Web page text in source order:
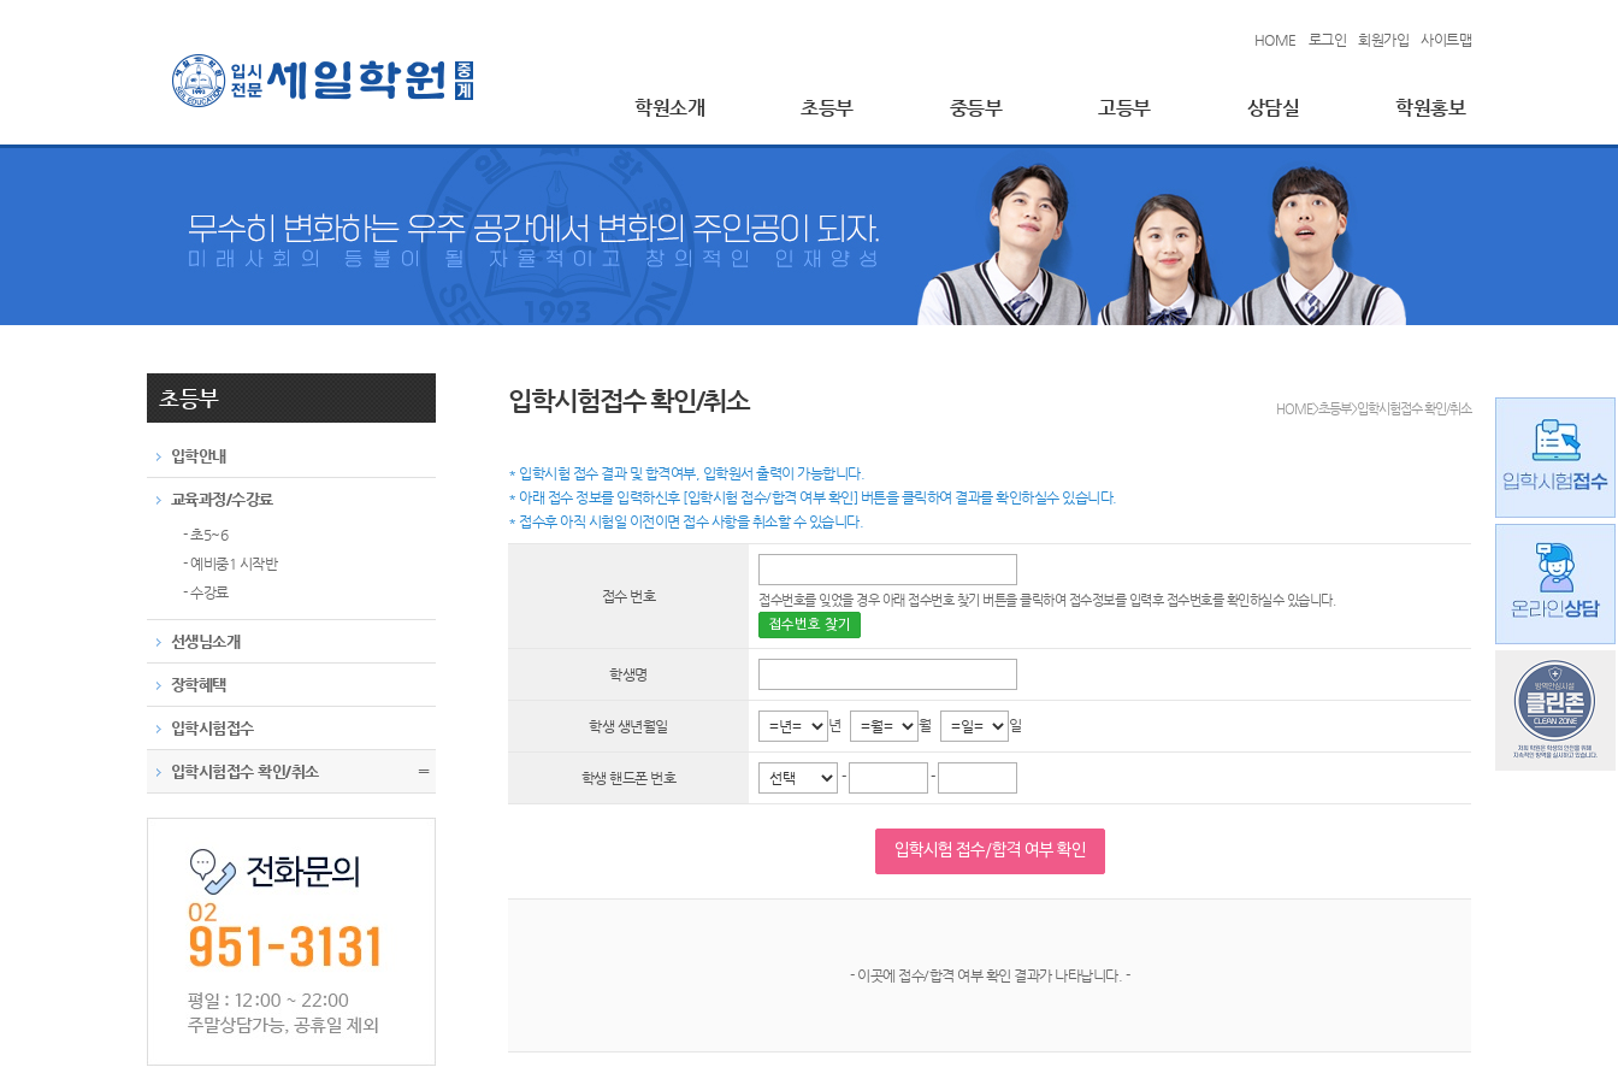
학원소개 초등부 중등부 고등부 상담실 학원홍보
HOME 로그인 회원가입 사이트맵
초등부
입학안내
교육과정/수강료
- 초5~6
- 예비중1 시작반
- 수강료
선생님소개
장학혜택
입학시험접수
입학시험접수 확인/취소 〓
입학시험접수 확인/취소 HOME>초등부>입학시험접수 확인/취소
* 입학시험 접수 결과 및 합격여부, 입학원서 출력이 가능합니다.
* 아래 접수 정보를 입력하신후 [입학시험 접수/합격 여부 확인] 버튼을 클릭하여 결과를 확인하실수 있습니다.
* 접수후 아직 시험일 이전이면 접수 사항을 취소할 수 있습니다.
접수 번호 접수번호를 잊었을 경우 아래 접수번호 찾기 버튼을 클릭하여 접수정보를 입력후 접수번호를 확인하실수 있습니다.
접수번호 찾기
학생명
학생 생년월일 년 월 일
학생 핸드폰 번호 - -
입학시험 접수/합격 여부 확인
- 이곳에 접수/합격 여부 확인 결과가 나타납니다. -